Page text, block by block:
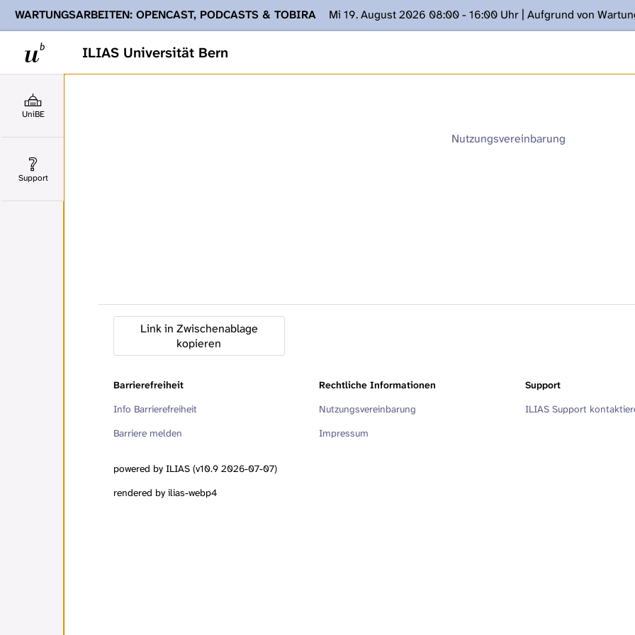
ILIAS Universität Bern
WARTUNGSARBEITEN: OPENCAST, PODCASTS & TOBIRA
Mi 19. August 2026 08:00 - 16:00 Uhr | Aufgrund von
Ihnen Podcasts, Opencast-Videos und Tobira nicht zur Verfügung stehen. Kontakt: www.podcast.unibe.ch
UniBE
Support
Nutzungsvereinbarung
Link in Zwischenablage
kopieren
Barrierefreiheit
Info Barrierefreiheit
Barriere melden
Rechtliche Informationen
Nutzungsvereinbarung
Impressum
Support
ILIAS Support
powered by ILIAS (v10.9 2026-07-07)
rendered by ilias-webp4